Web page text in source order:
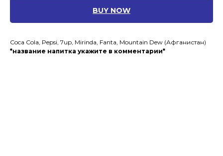
BUY NOW
Coca Cola, Pepsi, 7up, Mirinda, Fanta, Mountain Dew (Афганистан)
*название напитка укажите в комментарии*